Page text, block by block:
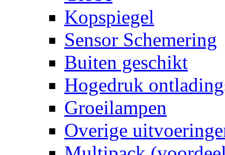
Kopspiegel
Sensor Schemering
Buiten geschikt
Hogedruk
Groeilampen
Overige